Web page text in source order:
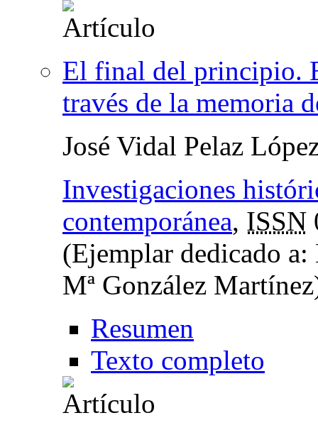
El final del principio.
través de la memoria
José Vidal Pelaz
Investigaciones
contemporánea, ISSN
(Ejemplar dedicado a:
Mª González
Resumen
Texto completo